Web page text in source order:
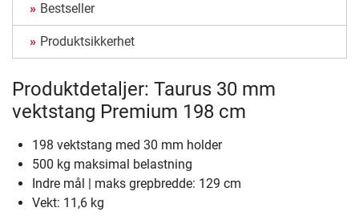
Bestseller
Produktsikkerhet
Produktdetaljer: Taurus 30 mm
vektstang Premium 198 cm
198 vektstang med 30 mm holder
500 kg maksimal belastning
Indre mål | maks grepbredde: 129 cm
Vekt: 11,6 kg